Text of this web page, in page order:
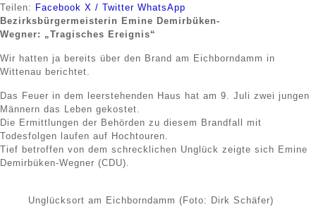
Teilen: Facebook X / Twitter WhatsApp
Bezirksbürgermeisterin Emine Demirbüken-
Wegner: „Tragisches Ereignis“
Wir hatten ja bereits über den Brand am Eichborndamm in
Wittenau berichtet.
Das Feuer in dem leerstehenden Haus hat am 9. Juli zwei jungen
Männern das Leben gekostet.
Die Ermittlungen der Behörden zu diesem Brandfall mit
Todesfolgen laufen auf Hochtouren.
Tief betroffen von dem schrecklichen Unglück zeigte sich Emine
Demirbüken-Wegner (CDU).
Unglücksort am Eichborndamm (Foto: Dirk Schäfer)